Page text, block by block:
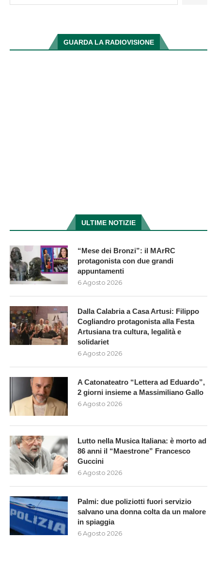
GUARDA LA RADIOVISIONE
ULTIME NOTIZIE
“Mese dei Bronzi”: il MArRC
protagonista con due grandi
appuntamenti
6 Agosto 2026
Dalla Calabria a Casa Artusi: Filippo
Cogliandro protagonista alla Festa
Artusiana tra cultura, legalità e
solidariet
6 Agosto 2026
A Catonateatro “Lettera ad Eduardo”,
2 giorni insieme a Massimiliano Gallo
6 Agosto 2026
Lutto nella Musica Italiana: è morto ad
86 anni il “Maestrone” Francesco
Guccini
6 Agosto 2026
Palmi: due poliziotti fuori servizio
salvano una donna colta da un malore
in spiaggia
6 Agosto 2026